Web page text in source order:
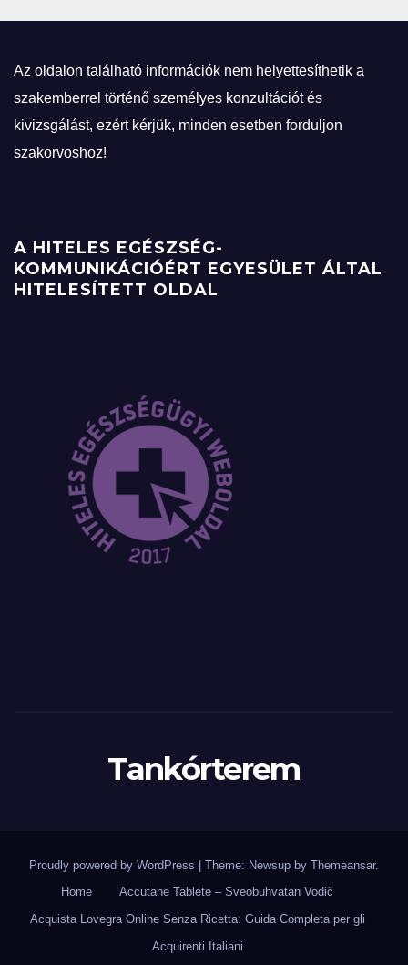
Az oldalon található információk nem helyettesíthetik a
szakemberrel történő személyes konzultációt és
kivizsgálást, ezért kérjük, minden esetben forduljon
szakorvoshoz!
A HITELES EGÉSZSÉG-
KOMMUNIKÁCIÓÉRT EGYESÜLET ÁLTAL
HITELESÍTETT OLDAL
Tankórterem
Proudly powered by WordPress Theme: Newsup by Themeansar.
Home
Accutane Tablete – Sveobuhvatan Vodič
Acquista Lovegra Online Senza Ricetta: Guida Completa per gli
Acquirenti Italiani